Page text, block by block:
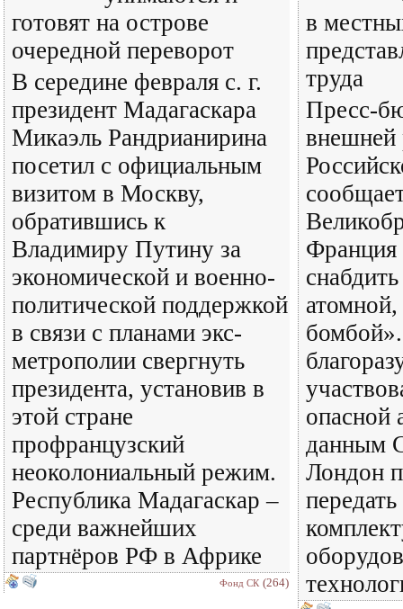
готовят на острове
очередной переворот
В середине февраля с. г.
президент Мадагаскара
Микаэль Рандрианирина
посетил с официальным
визитом в Москву,
обратившись к
Владимиру Путину за
экономической и военно-
политической поддержкой
в связи с планами экс-
метрополии свергнуть
президента, установив в
этой стране
профранцузский
неоколониальный режим.
Республика Мадагаскар –
среди важнейших
партнёров РФ в Африке
Фонд СК (264)
в
труда
Пресс-
внешней
Франция
опасной
данным
Лондон